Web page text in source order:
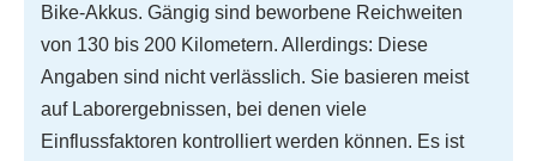
Bike-Akkus. Gängig sind beworbene Reichweiten
von 130 bis 200 Kilometern. Allerdings: Diese
Angaben sind nicht verlässlich. Sie basieren meist
auf Laborergebnissen, bei denen viele
Einflussfaktoren kontrolliert werden können. Es ist